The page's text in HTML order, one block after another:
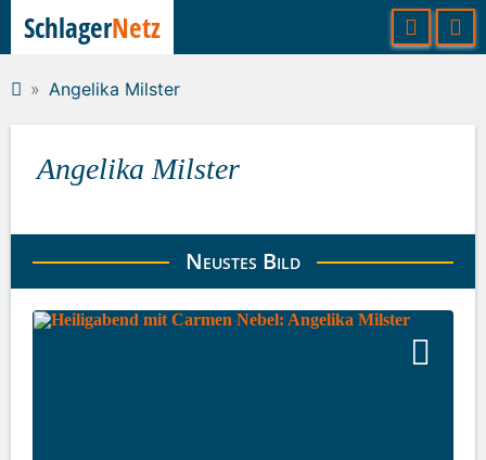
Angelika Milster
Angelika Milster
Neustes Bild
SchlagerNetz